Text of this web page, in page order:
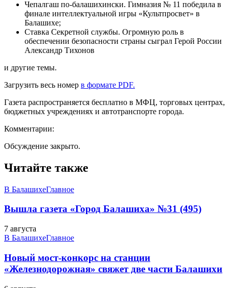
Чепалгаш по-балашихински. Гимназия № 11 победила в
финале интеллектуальной игры «Культпросвет» в
Балашихе;
Ставка Секретной службы. Огромную роль в
обеспечении безопасности страны сыграл Герой России
Александр Тихонов
и другие темы.
Загрузить весь номер в формате PDF.
Газета распространяется бесплатно в МФЦ, торговых центрах,
бюджетных учреждениях и автотранспорте города.
Комментарии:
Обсуждение закрыто.
Читайте также
В БалашихеГлавное
Вышла газета «Город Балашиха» №31 (495)
7 августа
В БалашихеГлавное
Новый мост-конкорс на станции
«Железнодорожная» свяжет две части Балашихи